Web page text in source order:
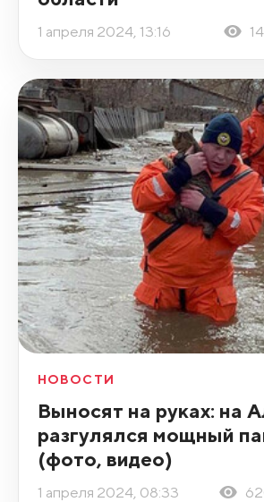
1 апреля 2024, 13:16
НОВОСТИ
Выносят на руках: на
разгулялся мощный
(фото, видео)
1 апреля 2024, 08:33